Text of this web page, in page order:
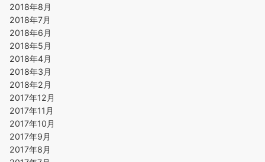
2018年8月
2018年7月
2018年6月
2018年5月
2018年4月
2018年3月
2018年2月
2017年12月
2017年11月
2017年10月
2017年9月
2017年8月